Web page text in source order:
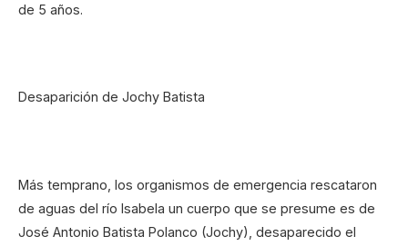
de 5 años.
Desaparición de Jochy Batista
Más temprano, los organismos de emergencia rescataron
de aguas del río Isabela un cuerpo que se presume es de
José Antonio Batista Polanco (Jochy), desaparecido el